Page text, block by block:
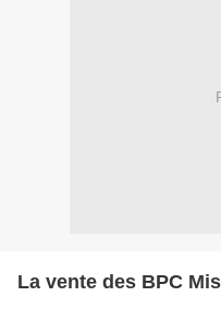
La vente des BPC